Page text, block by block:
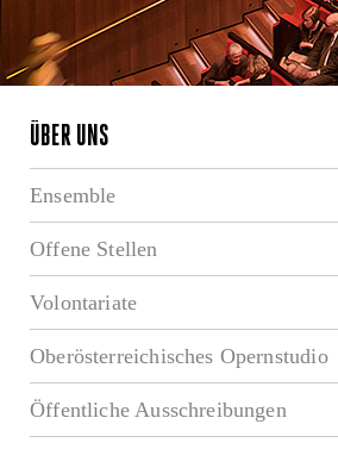
ÜBER UNS
Ensemble
Offene Stellen
Volontariate
Oberösterreichisches Opernstudio
Öffentliche Ausschreibungen